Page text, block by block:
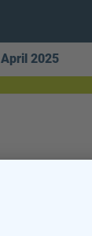
April 2025